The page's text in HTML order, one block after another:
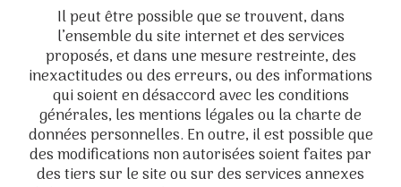
Il peut être possible que se trouvent, dans
l’ensemble du site internet et des services
proposés, et dans une mesure restreinte, des
inexactitudes ou des erreurs, ou des informations
qui soient en désaccord avec les conditions
générales, les mentions légales ou la charte de
données personnelles. En outre, il est possible que
des modifications non autorisées soient faites par
des tiers sur le site ou sur des services annexes